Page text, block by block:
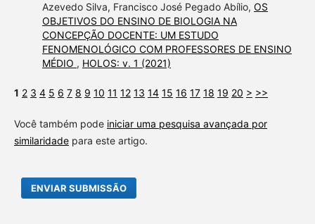
Azevedo Silva, Francisco José Pegado Abílio, OS
OBJETIVOS DO ENSINO DE BIOLOGIA NA
CONCEPÇÃO DOCENTE: UM ESTUDO
FENOMENOLÓGICO COM PROFESSORES DE ENSINO
MÉDIO , HOLOS: v. 1 (2021)
1 2 3 4 5 6 7 8 9 10 11 12 13 14 15 16 17 18 19 20 > >>
Você também pode iniciar uma pesquisa avançada por
similaridadepara este artigo.
ENVIAR SUBMISSÃO